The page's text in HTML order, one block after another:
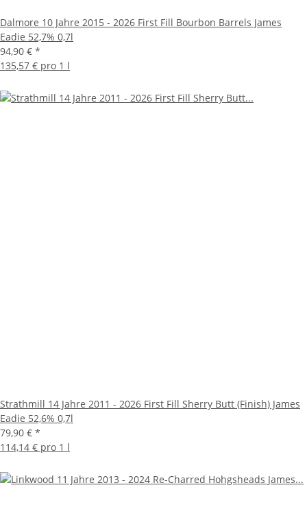
Dalmore 10 Jahre 2015 - 2026 First Fill Bourbon Barrels James
Eadie 52,7% 0,7l
94,90 € *
135,57 € pro 1 l
Strathmill 14 Jahre 2011 - 2026 First Fill Sherry Butt (Finish) James
Eadie 52,6% 0,7l
79,90 € *
114,14 € pro 1 l